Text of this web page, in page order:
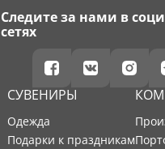
Следите за нами в
сетях
СУВЕНИРЫ
Одежда
Подарки к праздникам